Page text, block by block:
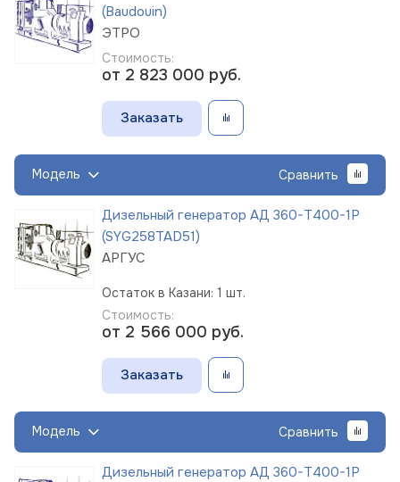
(Baudouin)
ЭТРО
Стоимость:
от 2 823 000 руб.
Заказать
Модель Сравнить
Дизельный генератор АД 360-Т400-1Р
(SYG258TAD51)
АРГУС
Остаток в Казани: 1 шт.
Стоимость:
от 2 566 000 руб.
Заказать
Модель Сравнить
Дизельный генератор АД 360-Т400-1Р